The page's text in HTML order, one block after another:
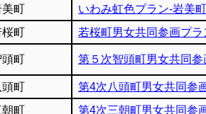
美町
いわみ虹色プラン-岩美
桜町
若桜町男女共同参画プラ
頭町 第５次智頭町男女共同参
頭町 第4次八頭町男女共同参
朝町
第4次三朝町男女共同参